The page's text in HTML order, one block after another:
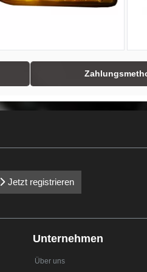
Jetzt registrieren
Unternehmen
Über uns